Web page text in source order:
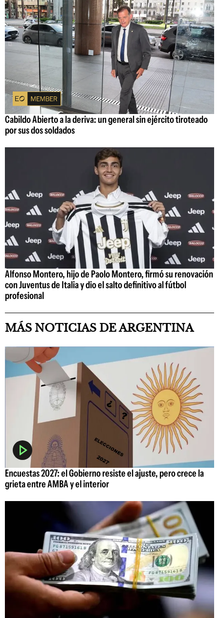
Cabildo Abierto a la deriva: un general sin ejército tiroteado
por sus dos soldados
Alfonso Montero, hijo de Paolo Montero, firmó su renovación
con Juventus de Italia y dio el salto definitivo al fútbol
profesional
MÁS NOTICIAS DE ARGENTINA
Encuestas 2027: el Gobierno resiste el ajuste, pero crece la
grieta entre AMBA y el interior